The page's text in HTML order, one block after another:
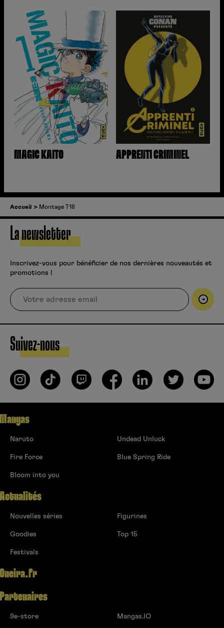
MAGIC KAITO APPRENTI CRIMINEL
Accueil Montage T18
La newsletter
Inscrivez-vous pour bénéficier de nos dernières nouveautés et
promotions !
Suivez-nous
Mangas
Naruto
Fire Force
Bloom into you
Undead Unluck
Blue Spring Ride
Actualités
Nouvelles séries
Goodies
Festivals
Figurines
Top 15
Oneira.fr
Partenaires
9e-store Mangas.IO